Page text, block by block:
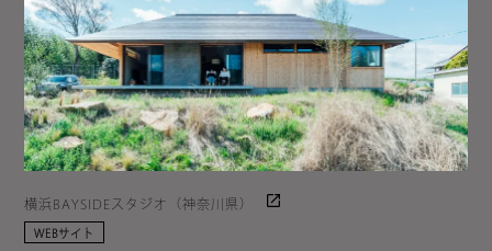
横浜BAYSIDEスタジオ（神奈川県）
WEBサイト